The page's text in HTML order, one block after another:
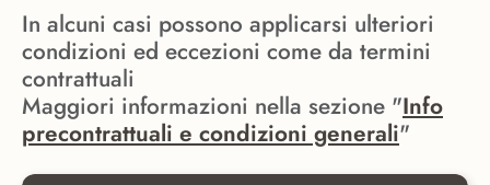
In alcuni casi possono applicarsi ulteriori
condizioni ed eccezioni come da termini
contrattuali
Maggiori informazioni nella sezione "Info
precontrattuali e condizioni generali"